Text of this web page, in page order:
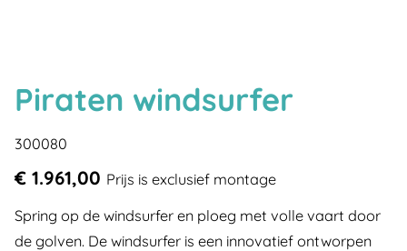
Piraten windsurfer
300080
€ 1.961,00 Prijs is exclusief montage
Spring op de windsurfer en ploeg met volle vaart door
de golven. De windsurfer is een innovatief ontworpen